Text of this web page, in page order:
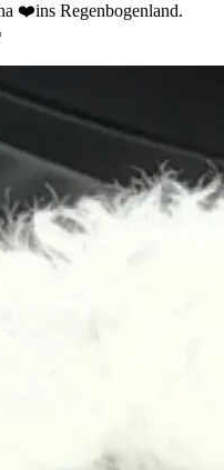
❤️ins Regenbogenland.